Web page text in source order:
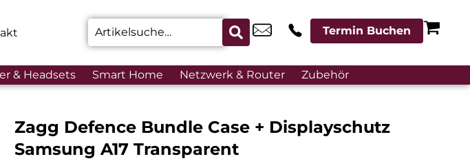
Termin Buchen
& Headsets Smart Home Netzwerk & Router Zubehör
Zagg Defence Bundle Case + Displayschutz
Samsung A17 Transparent